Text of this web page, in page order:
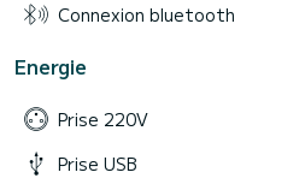
Connexion bluetooth
Energie
Prise 220V
Prise USB